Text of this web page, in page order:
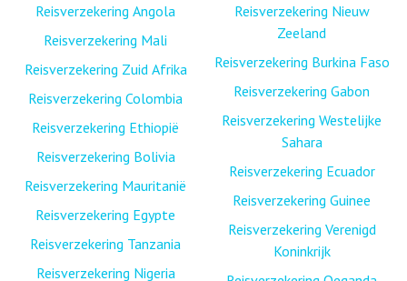
Reisverzekering Angola
Reisverzekering Mali
Reisverzekering Zuid Afrika
Reisverzekering Colombia
Reisverzekering Ethiopië
Reisverzekering Bolivia
Reisverzekering Mauritanië
Reisverzekering Egypte
Reisverzekering Tanzania
Reisverzekering Nigeria
Reisverzekering Nieuw
Zeeland
Reisverzekering Burkina Faso
Reisverzekering Gabon
Reisverzekering Westelijke
Sahara
Reisverzekering Ecuador
Reisverzekering Guinee
Reisverzekering Verenigd
Koninkrijk